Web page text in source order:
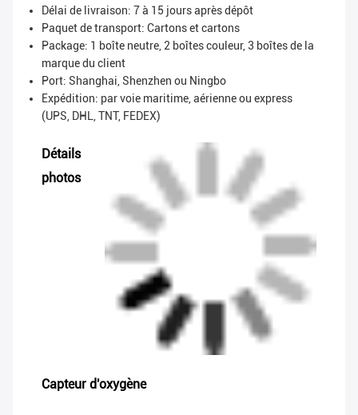
Délai de livraison: 7 à 15 jours après dépôt
Paquet de transport: Cartons et cartons
Package: 1 boîte neutre, 2 boîtes couleur, 3 boîtes de la
marque du client
Port: Shanghai, Shenzhen ou Ningbo
Expédition: par voie maritime, aérienne ou express
(UPS, DHL, TNT, FEDEX)
Détails
photos
Capteur d'oxygène